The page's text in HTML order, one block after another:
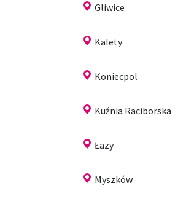
Gliwice
Kalety
Koniecpol
Kuźnia Raciborska
Łazy
Myszków